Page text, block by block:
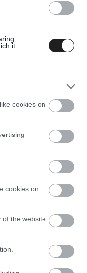
it
cookies on
cookies on
of the website